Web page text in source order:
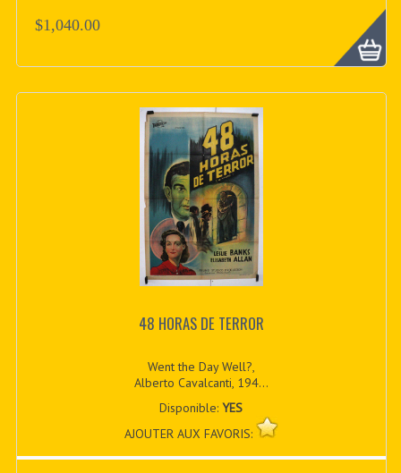
$1,040.00
48 HORAS DE TERROR
Went the Day Well?,
Alberto Cavalcanti, 194...
Disponible:YES
AJOUTER AUX FAVORIS: